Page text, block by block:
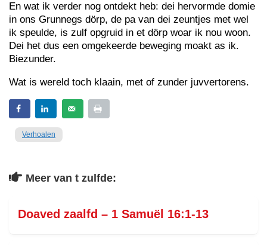
En wat ik verder nog ontdekt heb: dei hervormde domie
in ons Grunnegs dörp, de pa van dei zeuntjes met wel
ik speulde, is zulf opgruid in et dörp woar ik nou woon.
Dei het dus een omgekeerde beweging moakt as ik.
Biezunder.
Wat is wereld toch klaain, met of zunder juvvertorens.
Verhoalen
Meer van t zulfde:
Doaved zaalfd – 1 Samuël 16:1-13